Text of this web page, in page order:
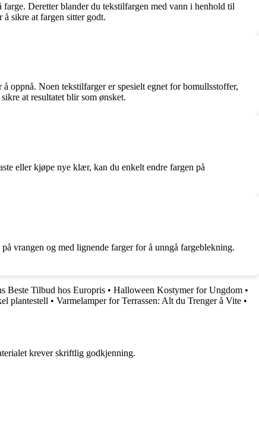
Deretter blander du tekstilfargen med vann i henhold til
sikre at fargen sitter godt.
Noen tekstilfarger er spesielt egnet for bomullsstoffer,
at resultatet blir som ønsket.
eller kjøpe nye klær, kan du enkelt endre fargen på
vrangen og med lignende farger for å unngå fargeblekning.
Beste Tilbud hos Europris • Halloween Kostymer for Ungdom •
plantestell • Varmelamper for Terrassen: Alt du Trenger å Vite •
krever skriftlig godkjenning.